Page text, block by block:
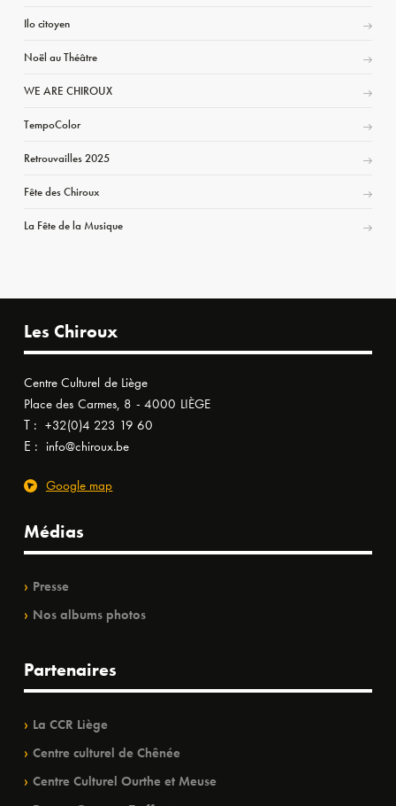
Ilo citoyen
Noël au Théâtre
WE ARE CHIROUX
TempoColor
Retrouvailles 2025
Fête des Chiroux
La Fête de la Musique
Les Chiroux
Centre Culturel de Liège
Place des Carmes, 8 - 4000 LIÈGE
T : +32(0)4 223 19 60
E : info@chiroux.be
Google map
Médias
Presse
Nos albums photos
Partenaires
La CCR Liège
Centre culturel de Chênée
Centre Culturel Ourthe et Meuse